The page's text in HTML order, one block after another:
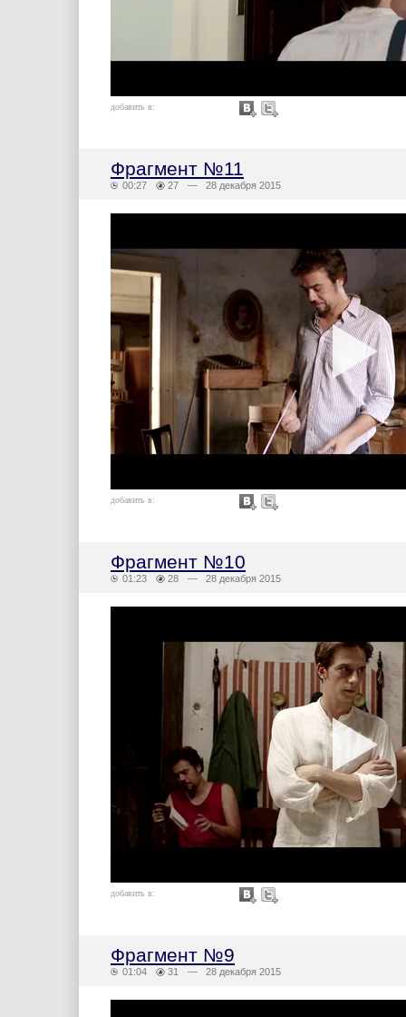
добавить в:
Фрагмент №11
00:27 27 — 28 декабря 2015
добавить в:
Фрагмент №10
01:23 28 — 28 декабря 2015
добавить в:
Фрагмент №9
01:04 31 — 28 декабря 2015